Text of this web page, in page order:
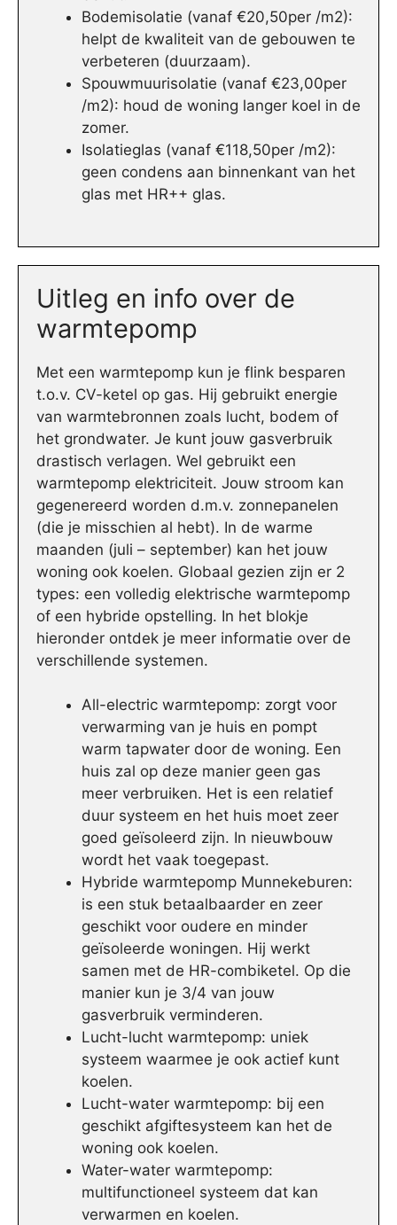
Bodemisolatie (vanaf €20,50per /m2):
helpt de kwaliteit van de gebouwen te
verbeteren (duurzaam).
Spouwmuurisolatie (vanaf €23,00per
/m2): houd de woning langer koel in de
zomer.
Isolatieglas (vanaf €118,50per /m2):
geen condens aan binnenkant van het
glas met HR++ glas.
Uitleg en info over de
warmtepomp
Met een warmtepomp kun je flink besparen
t.o.v. CV-ketel op gas. Hij gebruikt energie
van warmtebronnen zoals lucht, bodem of
het grondwater. Je kunt jouw gasverbruik
drastisch verlagen. Wel gebruikt een
warmtepomp elektriciteit. Jouw stroom kan
gegenereerd worden d.m.v. zonnepanelen
(die je misschien al hebt). In de warme
maanden (juli – september) kan het jouw
woning ook koelen. Globaal gezien zijn er 2
types: een volledig elektrische warmtepomp
of een hybride opstelling. In het blokje
hieronder ontdek je meer informatie over de
verschillende systemen.
All-electric warmtepomp: zorgt voor
verwarming van je huis en pompt
warm tapwater door de woning. Een
huis zal op deze manier geen gas
meer verbruiken. Het is een relatief
duur systeem en het huis moet zeer
goed geïsoleerd zijn. In nieuwbouw
wordt het vaak toegepast.
Hybride warmtepomp Munnekeburen:
is een stuk betaalbaarder en zeer
geschikt voor oudere en minder
geïsoleerde woningen. Hij werkt
samen met de HR-combiketel. Op die
manier kun je 3/4 van jouw
gasverbruik verminderen.
Lucht-lucht warmtepomp: uniek
systeem waarmee je ook actief kunt
koelen.
Lucht-water warmtepomp: bij een
geschikt afgiftesysteem kan het de
woning ook koelen.
Water-water warmtepomp:
multifunctioneel systeem dat kan
verwarmen en koelen.